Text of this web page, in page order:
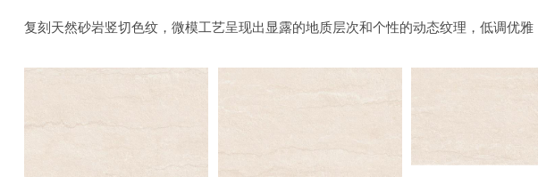
复刻天然砂岩竖切色纹，微模工艺呈现出显露的地质层次和个性的动态纹理，低调优